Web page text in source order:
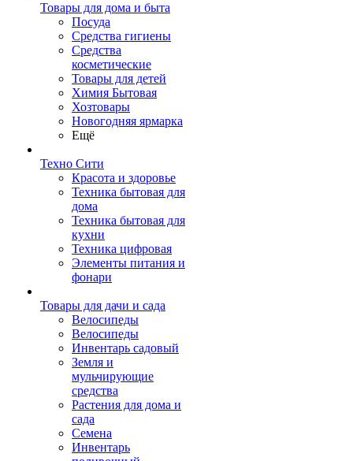
Товары для дома и быта
Посуда
Средства гигиены
Средства
косметические
Товары для детей
Химия Бытовая
Хозтовары
Новогодняя ярмарка
Ещё
Техно Сити
Красота и здоровье
Техника бытовая для
дома
Техника бытовая для
кухни
Техника цифровая
Элементы питания и
фонари
Товары для дачи и сада
Велосипеды
Велосипеды
Инвентарь садовый
Земля и
мульчирующие
средства
Растения для дома и
сада
Семена
Инвентарь